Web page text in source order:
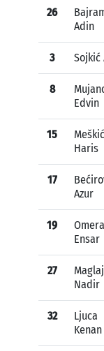
26
Adin
3 Sojkić
8
Edvin
15
Meškić
Haris
17
Azur
19
Ensar
27
Nadir
32
Ljuca
Kenan